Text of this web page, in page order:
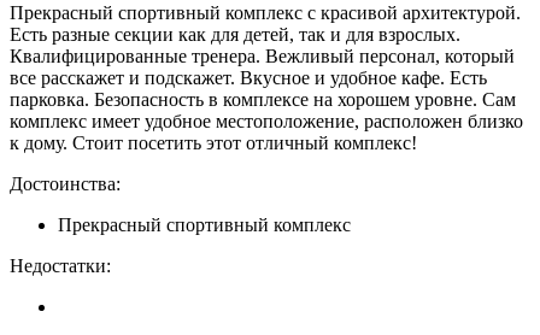
Прекрасный спортивный комплекс с красивой архитектурой.
Есть разные секции как для детей, так и для взрослых.
Квалифицированные тренера. Вежливый персонал, который
все расскажет и подскажет. Вкусное и удобное кафе. Есть
парковка. Безопасность в комплексе на хорошем уровне. Сам
комплекс имеет удобное местоположение, расположен близко
к дому. Стоит посетить этот отличный комплекс!
Достоинства:
Прекрасный спортивный комплекс
Недостатки: